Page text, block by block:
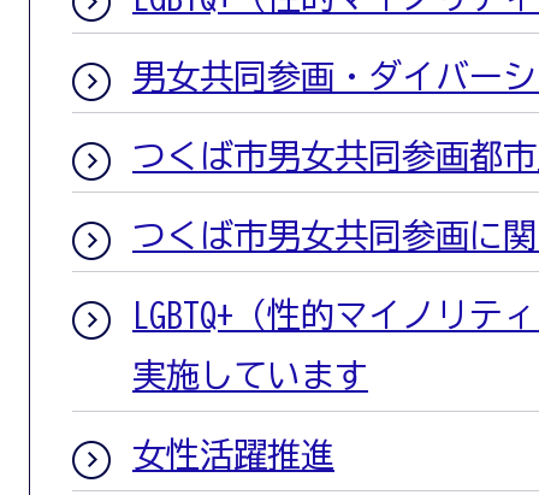
男女共同参画・ダイバーシ
つくば市男女共同参画都
つくば市男女共同参画に
LGBTQ+（性的マイノリテ
実施しています
女性活躍推進